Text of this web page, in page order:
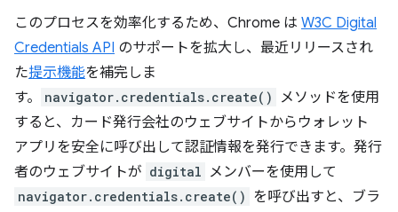
このプロセスを効率化するため、Chrome は W3C Digital
Credentials API のサポートを拡大し、最近リリースされ
た提示機能を補完しま
す。
navigator.credentials.create()
メソッドを使用
すると、カード発行会社のウェブサイトからウォレット
アプリを安全に呼び出して認証情報を発行できます。発行
者のウェブサイトが digital メンバーを使用して
navigator.credentials.create() を呼び出すと、ブラ